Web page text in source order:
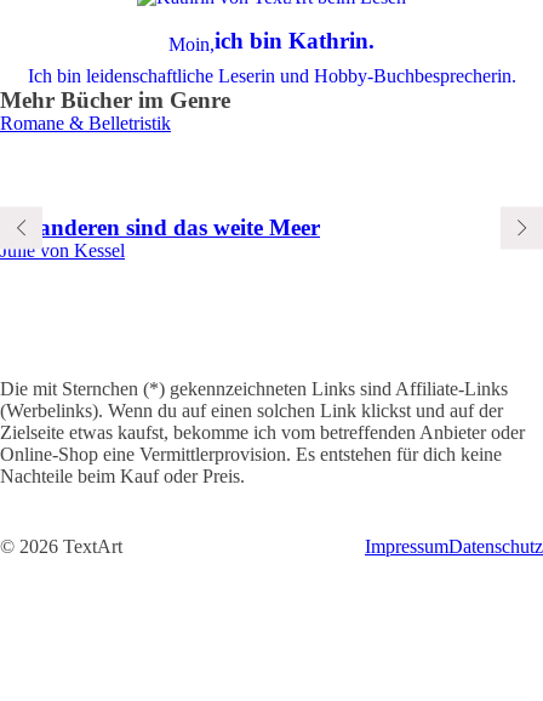
Moin,ich bin Kathrin.
Ich bin leidenschaftliche Leserin und Hobby-Buchbesprecherin.
Mehr Bücher im Genre
Romane & Belletristik
Die anderen sind das weite Meer
Julie von Kessel
Die mit Sternchen (*) gekennzeichneten Links sind Affiliate-Links
(Werbelinks). Wenn du auf einen solchen Link klickst und auf der
Zielseite etwas kaufst, bekomme ich vom betreffenden Anbieter oder
Online-Shop eine Vermittlerprovision. Es entstehen für dich keine
Nachteile beim Kauf oder Preis.
© 2026 TextArt ImpressumDatenschutz